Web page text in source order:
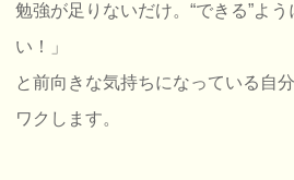
勉強が足りないだけ。“できる”よ
い！」
と前向きな気持ちになっている自
ワクします。